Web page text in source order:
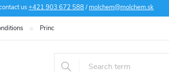
us+421 903 672 588/ molchem@molchem.sk
Principles of personal data protection